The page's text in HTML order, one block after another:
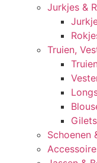
Jurkjes &
Truien,
Gilets
Schoenen